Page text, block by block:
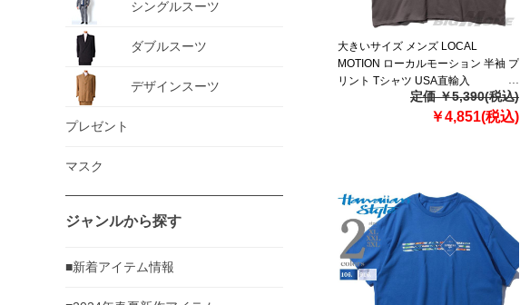
シングルスーツ
ダブルスーツ
デザインスーツ
プレゼント
マスク
ジャンルから探す
■新着アイテム情報
大きいサイズ メンズ LOCAL
MOTION ローカルモーション 半袖 プ
リント Tシャツ USA直輸入
定価 ￥5,390(税込)
￥4,851(税込)